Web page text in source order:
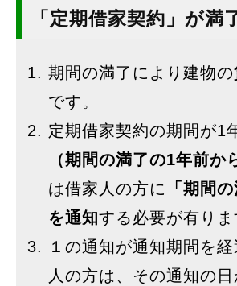
「定期借家契約」が満
期間の満了により建物の
です。
定期借家契約の期間が1
（期間の満了の1年前
は借家人の方に
「期間
を通知する必要が有りま
１の通知が通知期間を
人の方は、その通知の